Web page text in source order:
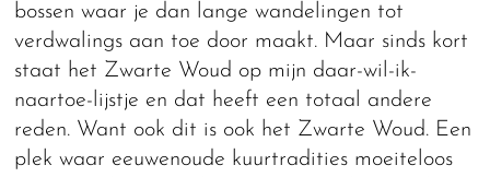
bossen waar je dan lange wandelingen tot
verdwalings aan toe door maakt. Maar sinds kort
staat het Zwarte Woud op mijn daar-wil-ik-
naartoe-lijstje en dat heeft een totaal andere
reden. Want ook dit is ook het Zwarte Woud. Een
plek waar eeuwenoude kuurtradities moeiteloos